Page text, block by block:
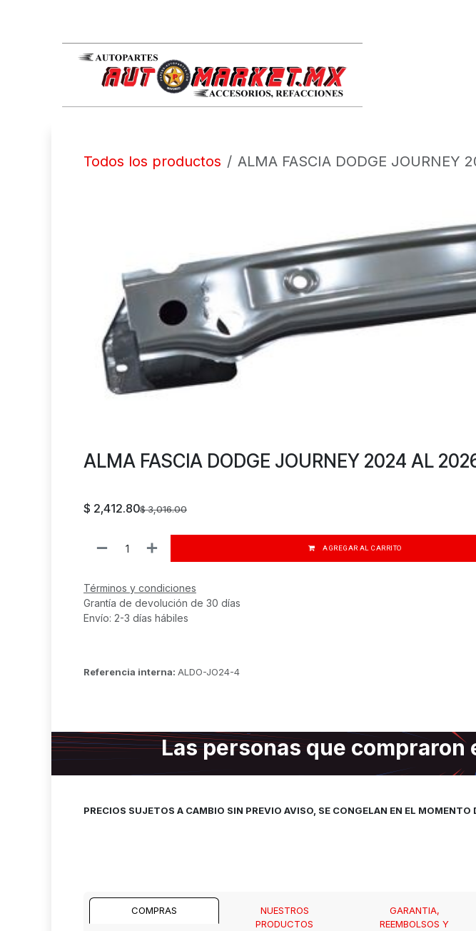
Todos los productos ALMA FASCIA DODGE JOURNEY
ALMA FASCIA DODGE JOURNEY 2024 AL
$ 2,412.80$3,016.00
AGREGAR AL CARRITO
Términos y condiciones
Grantía de devolución de 30 días
Envío: 2-3 días hábiles
Referencia interna: ALDO-JO24-4
Las personas que
PRECIOS SUJETOS A CAMBIO SIN PREVIO AVISO, SE CONGELAN EN EL MOMENTO
COMPRAS
NUESTROS
PRODUCTOS
GARANTIA,
REEMBOLSOS Y